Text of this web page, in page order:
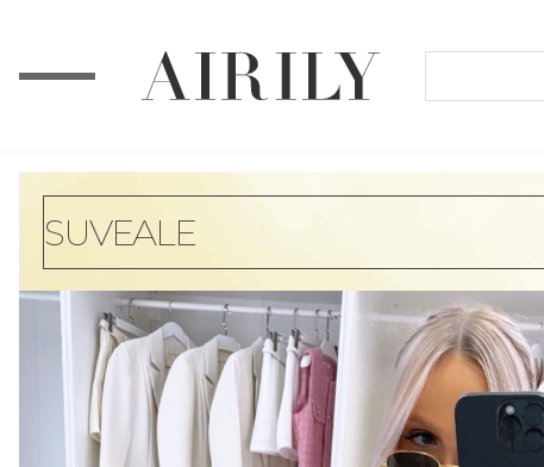
SUVEALE